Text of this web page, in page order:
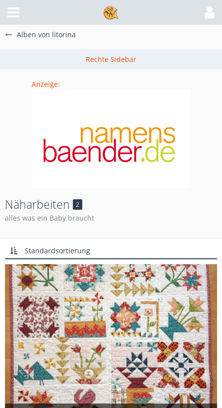
Alben von litorina
Anzeige:
Näharbeiten 2
alles was ein Baby braucht
Standardsortierung